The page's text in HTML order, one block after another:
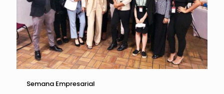
Semana Empresarial